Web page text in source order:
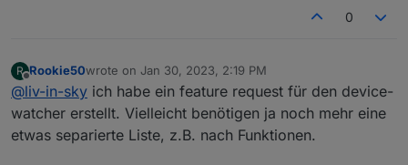
0
R
Offline
Rookie50wrote on Jan 30, 2023, 2:19 PM
last edited by
@liv-in-sky ich habe ein feature request für den device-
watcher erstellt. Vielleicht benötigen ja noch mehr eine
etwas separierte Liste, z.B. nach Funktionen.